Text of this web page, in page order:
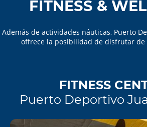
FITNESS &
Además de actividades náuticas, Puerto
offrece la posibilidad de disfrutar de
FITNESS
Puerto Deportivo